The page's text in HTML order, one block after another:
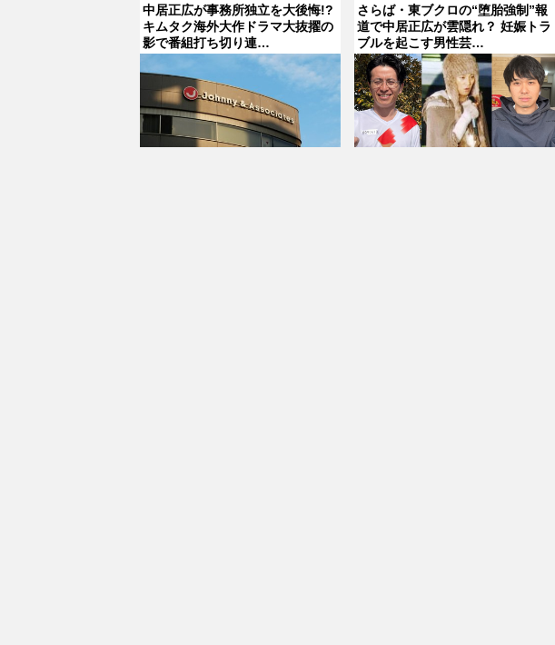
中居正広が事務所独立を大後悔!?
キムタク海外大作ドラマ大抜擢の
影で番組打ち切り連…
さらば・東ブクロの“堕胎強制”報
道で中居正広が雲隠れ？ 妊娠トラ
ブルを起こす男性芸…